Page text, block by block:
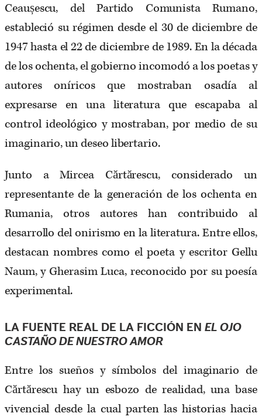
Ceaușescu, del Partido Comunista Rumano,
estableció su régimen desde el 30 de diciembre de
1947 hasta el 22 de diciembre de 1989. En la década
de los ochenta, el gobierno incomodó a los poetas y
autores oníricos que mostraban osadía al
expresarse en una literatura que escapaba al
control ideológico y mostraban, por medio de su
imaginario, un deseo libertario.
Junto a Mircea Cărtărescu, considerado un
representante de la generación de los ochenta en
Rumania, otros autores han contribuido al
desarrollo del onirismo en la literatura. Entre ellos,
destacan nombres como el poeta y escritor Gellu
Naum, y Gherasim Luca, reconocido por su poesía
experimental.
LA FUENTE REAL DE LA FICCIÓN EN EL OJO
CASTAÑO DE NUESTRO AMOR
Entre los sueños y símbolos del imaginario de
Cărtărescu hay un esbozo de realidad, una base
vivencial desde la cual parten las historias hacia